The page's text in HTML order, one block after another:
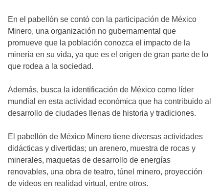
En el pabellón se contó con la participación de México
Minero, una organización no gubernamental que
promueve que la población conozca el impacto de la
minería en su vida, ya que es el origen de gran parte de lo
que rodea a la sociedad.
Además, busca la identificación de México como líder
mundial en esta actividad económica que ha contribuido al
desarrollo de ciudades llenas de historia y tradiciones.
El pabellón de México Minero tiene diversas actividades
didácticas y divertidas; un arenero, muestra de rocas y
minerales, maquetas de desarrollo de energías
renovables, una obra de teatro, túnel minero, proyección
de videos en realidad virtual, entre otros.